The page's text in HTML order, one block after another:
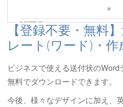
【登録不要・無料
レート(ワード)・
ビジネスで使える送付状の
無料でダウンロードできます。
今後、様々なデザインに加え、